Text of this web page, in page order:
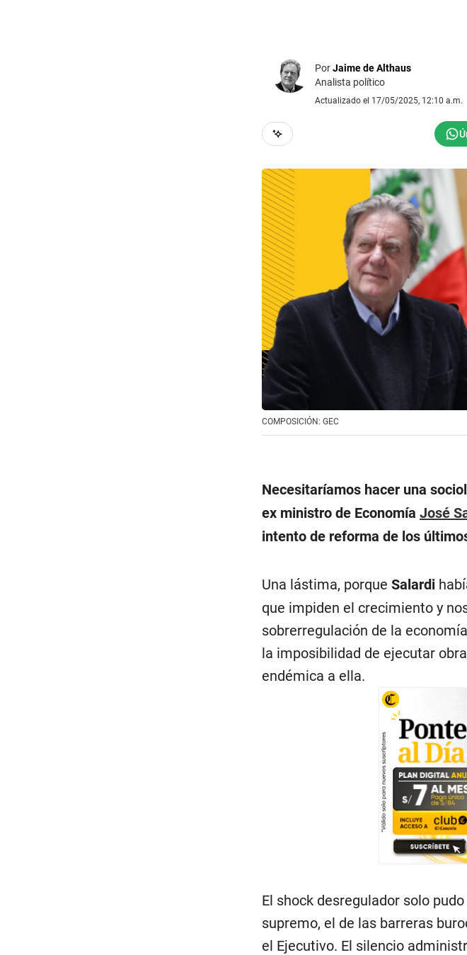
PorJaime de Althaus
Analista político
Actualizado el 17/05/2025, 12:10 a.m.
COMPOSICIÓN: GEC
Necesitaríamos hacer una
ex ministro de Economía José
intento de reforma de los
Una lástima, porque Salardi
que impiden el crecimiento y
sobrerregulación de la
la imposibilidad de ejecutar
endémica a ella.
El shock desregulador solo
supremo, el de las barreras
el Ejecutivo. El silencio